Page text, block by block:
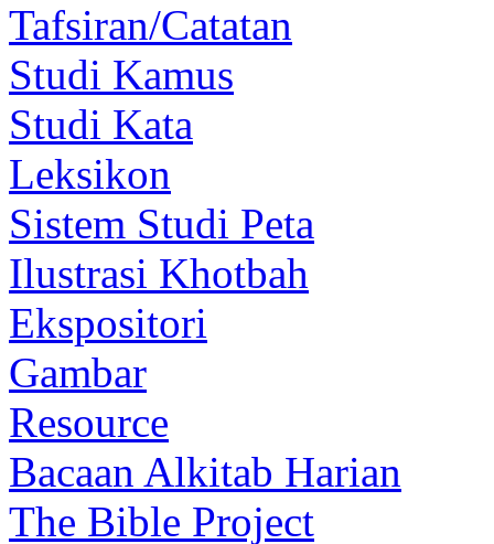
Tafsiran/Catatan
Studi Kamus
Studi Kata
Leksikon
Sistem Studi Peta
Ilustrasi Khotbah
Ekspositori
Gambar
Resource
Bacaan Alkitab Harian
The Bible Project